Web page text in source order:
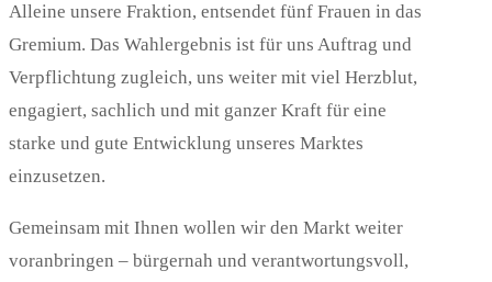
Alleine unsere Fraktion, entsendet fünf Frauen in das
Gremium. Das Wahlergebnis ist für uns Auftrag und
Verpflichtung zugleich, uns weiter mit viel Herzblut,
engagiert, sachlich und mit ganzer Kraft für eine
starke und gute Entwicklung unseres Marktes
einzusetzen.
Gemeinsam mit Ihnen wollen wir den Markt weiter
voranbringen – bürgernah und verantwortungsvoll,